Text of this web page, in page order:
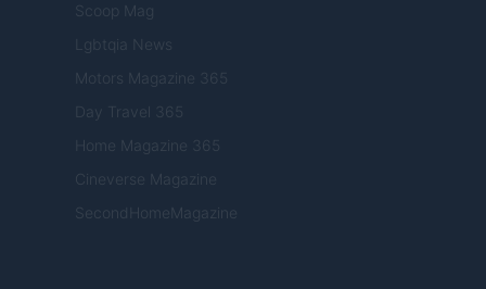
Scoop Mag
Lgbtqia News
Motors Magazine 365
Day Travel 365
Home Magazine 365
Cineverse Magazine
SecondHomeMagazine